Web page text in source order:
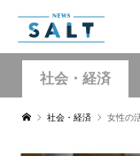
社会・経済
社会・経済 女性の